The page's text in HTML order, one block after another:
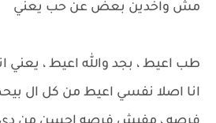
مش واخدين بعض عن حب يعني
طب اعيط ، بجد والله اعيط ، يعني
انا اصلا نفسي اعيط من كل ال